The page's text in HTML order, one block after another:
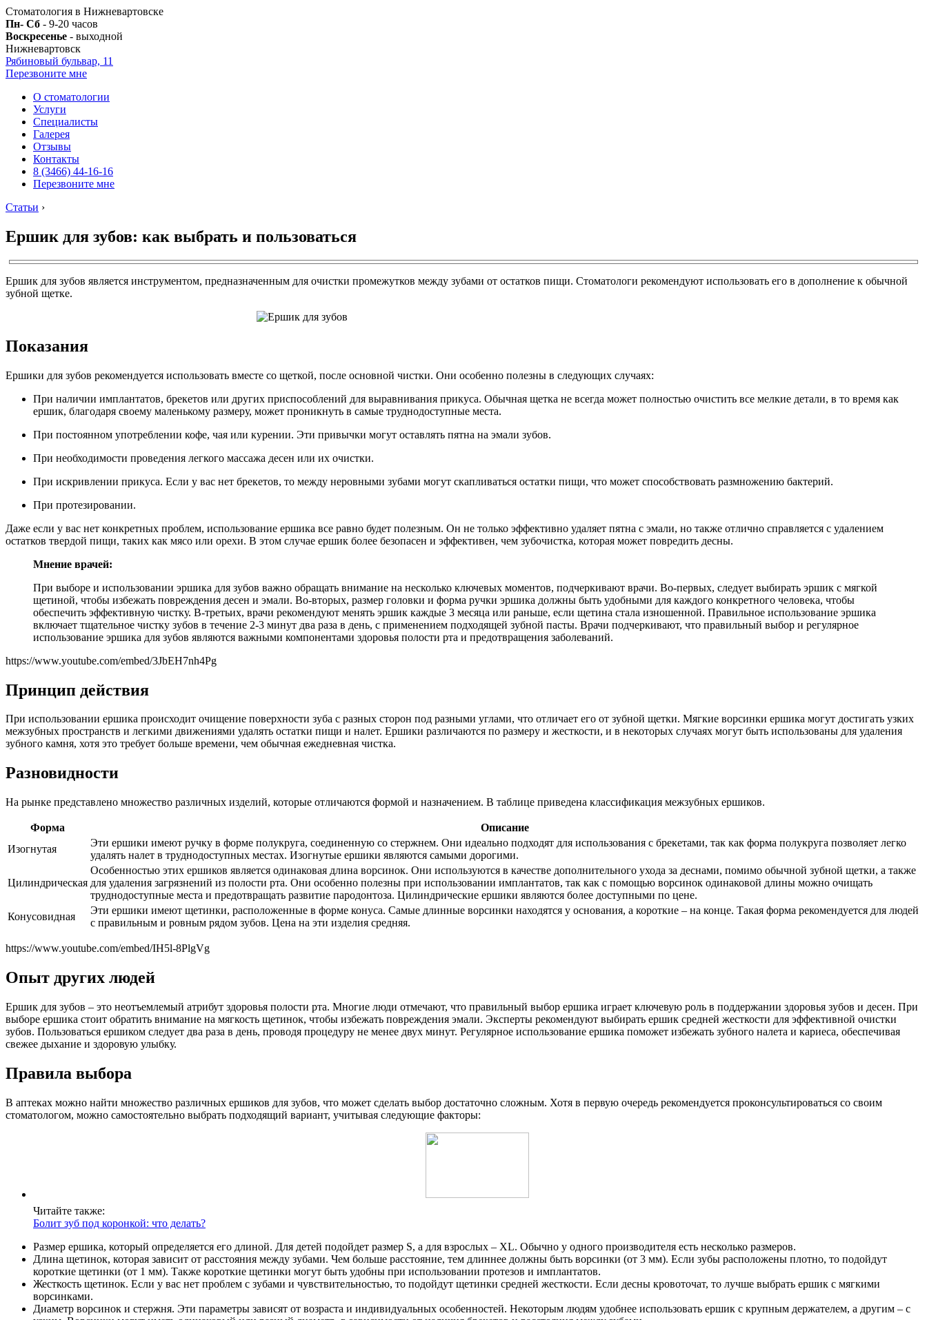
Стоматология в Нижневартовске
Пн- Сб - 9-20 часов
Воскресенье - выходной
Нижневартовск
Рябиновый бульвар, 11
Перезвоните мне
О стоматологии
Услуги
Специалисты
Галерея
Отзывы
Контакты
8 (3466) 44-16-16
Перезвоните мне
Статьи ›
Ершик для зубов: как выбрать и пользоваться
Ершик для зубов является инструментом, предназначенным для очистки промежутков между зубами от остатков пищи. Стоматологи рекомендуют использовать его в дополнение к обычной
зубной щетке.
Показания
Ершики для зубов рекомендуется использовать вместе со щеткой, после основной чистки. Они особенно полезны в следующих случаях:
При наличии имплантатов, брекетов или других приспособлений для выравнивания прикуса. Обычная щетка не всегда может полностью очистить все мелкие детали, в то время как
ершик, благодаря своему маленькому размеру, может проникнуть в самые труднодоступные места.
При постоянном употреблении кофе, чая или курении. Эти привычки могут оставлять пятна на эмали зубов.
При необходимости проведения легкого массажа десен или их очистки.
При искривлении прикуса. Если у вас нет брекетов, то между неровными зубами могут скапливаться остатки пищи, что может способствовать размножению бактерий.
При протезировании.
Даже если у вас нет конкретных проблем, использование ершика все равно будет полезным. Он не только эффективно удаляет пятна с эмали, но также отлично справляется с удалением
остатков твердой пищи, таких как мясо или орехи. В этом случае ершик более безопасен и эффективен, чем зубочистка, которая может повредить десны.
Мнение врачей:
При выборе и использовании эршика для зубов важно обращать внимание на несколько ключевых моментов, подчеркивают врачи. Во-первых, следует выбирать эршик с мягкой
щетиной, чтобы избежать повреждения десен и эмали. Во-вторых, размер головки и форма ручки эршика должны быть удобными для каждого конкретного человека, чтобы
обеспечить эффективную чистку. В-третьих, врачи рекомендуют менять эршик каждые 3 месяца или раньше, если щетина стала изношенной. Правильное использование эршика
включает тщательное чистку зубов в течение 2-3 минут два раза в день, с применением подходящей зубной пасты. Врачи подчеркивают, что правильный выбор и регулярное
использование эршика для зубов являются важными компонентами здоровья полости рта и предотвращения заболеваний.
https://www.youtube.com/embed/3JbEH7nh4Pg
Принцип действия
При использовании ершика происходит очищение поверхности зуба с разных сторон под разными углами, что отличает его от зубной щетки. Мягкие ворсинки ершика могут достигать узких
межзубных пространств и легкими движениями удалять остатки пищи и налет. Ершики различаются по размеру и жесткости, и в некоторых случаях могут быть использованы для удаления
зубного камня, хотя это требует больше времени, чем обычная ежедневная чистка.
Разновидности
На рынке представлено множество различных изделий, которые отличаются формой и назначением. В таблице приведена классификация межзубных ершиков.
Форма
Описание
Изогнутая
Эти ершики имеют ручку в форме полукруга, соединенную со стержнем. Они идеально подходят для использования с брекетами, так как форма полукруга позволяет легко
удалять налет в труднодоступных местах. Изогнутые ершики являются самыми дорогими.
Цилиндрическая
Особенностью этих ершиков является одинаковая длина ворсинок. Они используются в качестве дополнительного ухода за деснами, помимо обычной зубной щетки, а также
для удаления загрязнений из полости рта. Они особенно полезны при использовании имплантатов, так как с помощью ворсинок одинаковой длины можно очищать
труднодоступные места и предотвращать развитие пародонтоза. Цилиндрические ершики являются более доступными по цене.
Конусовидная
Эти ершики имеют щетинки, расположенные в форме конуса. Самые длинные ворсинки находятся у основания, а короткие – на конце. Такая форма рекомендуется для людей
с правильным и ровным рядом зубов. Цена на эти изделия средняя.
https://www.youtube.com/embed/IH5l-8PlgVg
Опыт других людей
Ершик для зубов – это неотъемлемый атрибут здоровья полости рта. Многие люди отмечают, что правильный выбор ершика играет ключевую роль в поддержании здоровья зубов и десен. При
выборе ершика стоит обратить внимание на мягкость щетинок, чтобы избежать повреждения эмали. Эксперты рекомендуют выбирать ершик средней жесткости для эффективной очистки
зубов. Пользоваться ершиком следует два раза в день, проводя процедуру не менее двух минут. Регулярное использование ершика поможет избежать зубного налета и кариеса, обеспечивая
свежее дыхание и здоровую улыбку.
Правила выбора
В аптеках можно найти множество различных ершиков для зубов, что может сделать выбор достаточно сложным. Хотя в первую очередь рекомендуется проконсультироваться со своим
стоматологом, можно самостоятельно выбрать подходящий вариант, учитывая следующие факторы:
Читайте также:
Болит зуб под коронкой: что делать?
Размер ершика, который определяется его длиной. Для детей подойдет размер S, а для взрослых – XL. Обычно у одного производителя есть несколько размеров.
Длина щетинок, которая зависит от расстояния между зубами. Чем больше расстояние, тем длиннее должны быть ворсинки (от 3 мм). Если зубы расположены плотно, то подойдут
короткие щетинки (от 1 мм). Также короткие щетинки могут быть удобны при использовании протезов и имплантатов.
Жесткость щетинок. Если у вас нет проблем с зубами и чувствительностью, то подойдут щетинки средней жесткости. Если десны кровоточат, то лучше выбрать ершик с мягкими
ворсинками.
Диаметр ворсинок и стержня. Эти параметры зависят от возраста и индивидуальных особенностей. Некоторым людям удобнее использовать ершик с крупным держателем, а другим – с